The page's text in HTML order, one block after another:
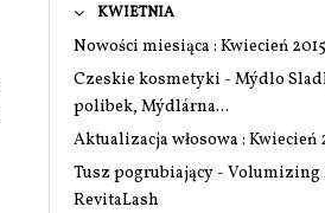
KWIETNIA
Nowości miesiąca : Kwiecień 2015
Czeskie kosmetyki - Mýdlo
polibek, Mýdlárna...
Aktualizacja włosowa : Kwiecień
Tusz pogrubiający - Volumizing
RevitaLash